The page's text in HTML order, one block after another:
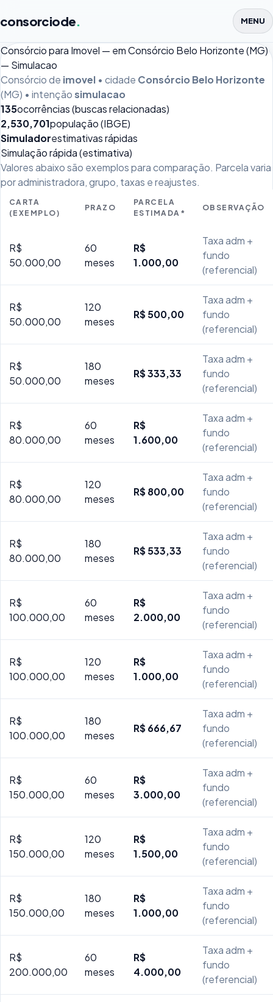
consorciode. MENU
Consórcio para Imovel — em Consórcio Belo Horizonte (MG)
— Simulacao
Consórcio de imovel • cidade Consórcio Belo Horizonte
(MG) • intençãosimulacao
135ocorrências (buscas relacionadas)
2,530,701população (IBGE)
Simuladorestimativas rápidas
Simulação rápida (estimativa)
Valores abaixo são exemplos para comparação. Parcela varia
por administradora, grupo, taxas e reajustes.
CARTA
(EXEMPLO)
PRAZO
PARCELA
ESTIMADA*
OBSERVAÇÃO
R$
50.000,00
60
meses
R$
1.000,00
Taxa adm +
fundo
(referencial)
R$
50.000,00
120
meses
R$ 500,00
Taxa adm +
fundo
(referencial)
R$
50.000,00
180
meses
R$ 333,33
Taxa adm +
fundo
(referencial)
R$
80.000,00
60
meses
R$
1.600,00
Taxa adm +
fundo
(referencial)
R$
80.000,00
120
meses
R$ 800,00
Taxa adm +
fundo
(referencial)
R$
80.000,00
180
meses
R$ 533,33
Taxa adm +
fundo
(referencial)
R$
100.000,00
60
meses
R$
2.000,00
Taxa adm +
fundo
(referencial)
R$
100.000,00
120
meses
R$
1.000,00
Taxa adm +
fundo
(referencial)
R$
100.000,00
180
meses
R$ 666,67
Taxa adm +
fundo
(referencial)
R$
150.000,00
60
meses
R$
3.000,00
Taxa adm +
fundo
(referencial)
R$
150.000,00
120
meses
R$
1.500,00
Taxa adm +
fundo
(referencial)
R$
150.000,00
180
meses
R$
1.000,00
Taxa adm +
fundo
(referencial)
R$
200.000,00
60
meses
R$
4.000,00
Taxa adm +
fundo
(referencial)